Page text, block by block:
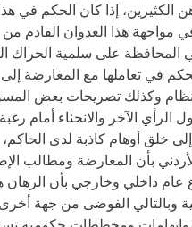
الكثيرين، إذا كان الحكم في
مواجهة هذا العدوان
المحافظة على سلمية الحراك
في تعاملها مع المعارضة
وكذلك تصريحات بعض
الآخر والانحناء أمام
إلى خلق أوهام كاذبة لدى
بأن المعارضة ومطالب
داخلي وخارجي بأن الرهان
وبالتالي الفوضى من جهة